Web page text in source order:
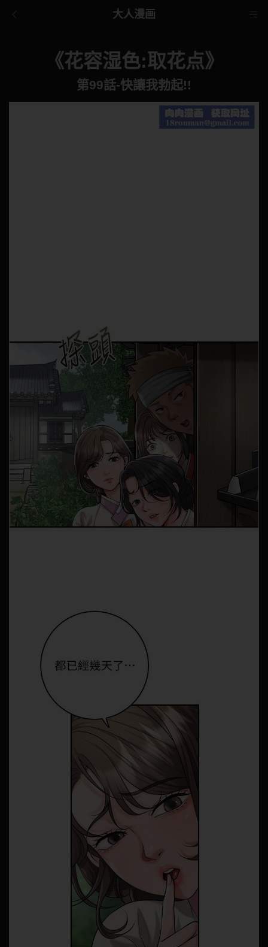
大人漫画
《花容湿色:取花点》
第99話-快讓我勃起!!